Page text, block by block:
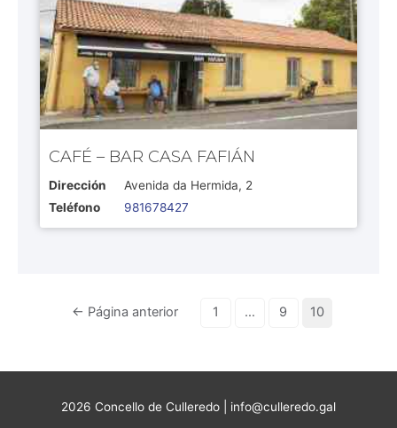
CAFÉ – BAR CASA FAFIÁN
Dirección
Avenida da Hermida, 2
Teléfono
981678427
Navegación
entradas
← Página anterior 1 … 9 10
2026 Concello de Culleredo | info@culleredo.gal